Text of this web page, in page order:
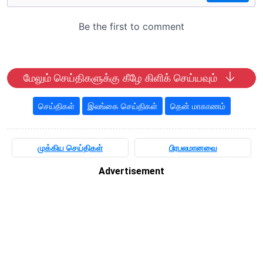
மேலும் செய்திகளுக்கு கீழே கிளிக் செய்யவும்
செய்திகள் இலங்கை செய்திகள் தென் மாகாணம்
முக்கிய செய்திகள் பிரபலமானவை
Advertisement